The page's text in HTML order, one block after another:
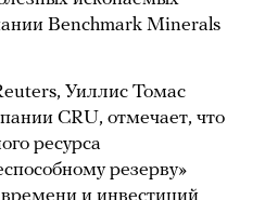
Benchmark Minerals
Уиллис Томас
CRU, отмечает, что
ресурса
резерву»